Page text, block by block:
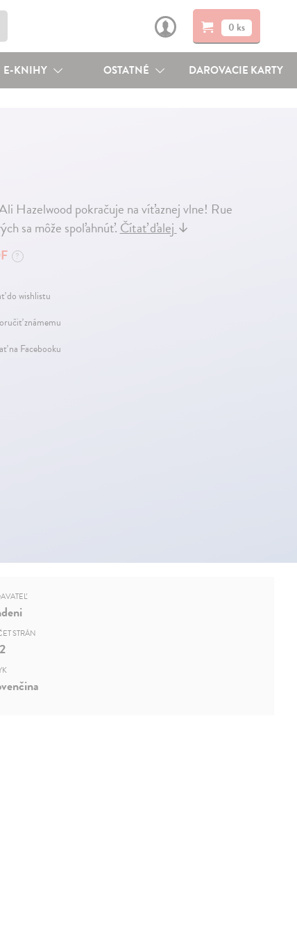
0 ks
E-KNIHY OSTATNÉ DAROVACIE KARTY
Hazelwood pokračuje na víťaznej vlne! Rue
sa môže spoľahnúť.Čítať ďalej↓
?
do wishlistu
známemu
na Facebooku
STRÁN